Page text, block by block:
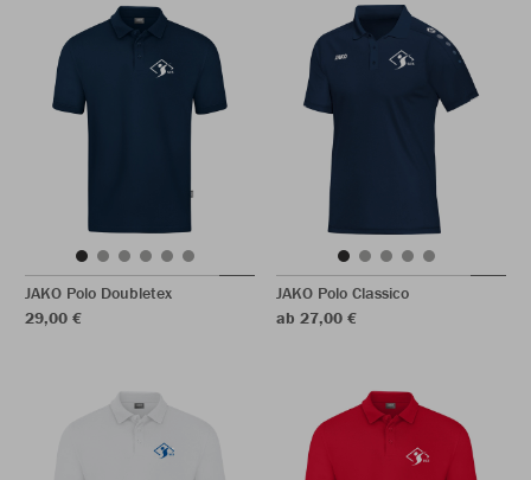
JAKO Polo Doubletex
29,00 €
JAKO Polo Classico
ab 27,00 €